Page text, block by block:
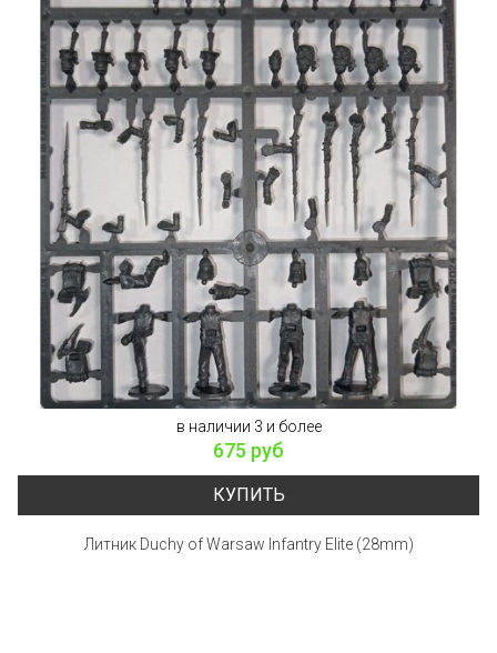
в наличии 3 и более
675 руб
КУПИТЬ
Литник Duchy of Warsaw Infantry Elite (28mm)